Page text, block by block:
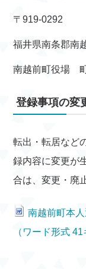
〒919-0292
福井県南条郡南
南越前町役場
登録事項の変
転出・転居など
録内容に変更が
合は、変更・廃
南越前町本
（ワード形式 41